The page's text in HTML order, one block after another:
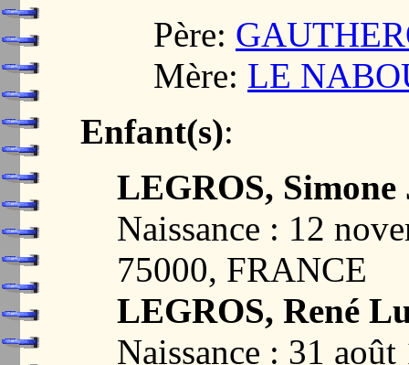
Père:
Mère: LE
Enfant(s):
LEGROS,
Naissance : 12
75000, FRANCE
LEGROS, René
Naissance : 31